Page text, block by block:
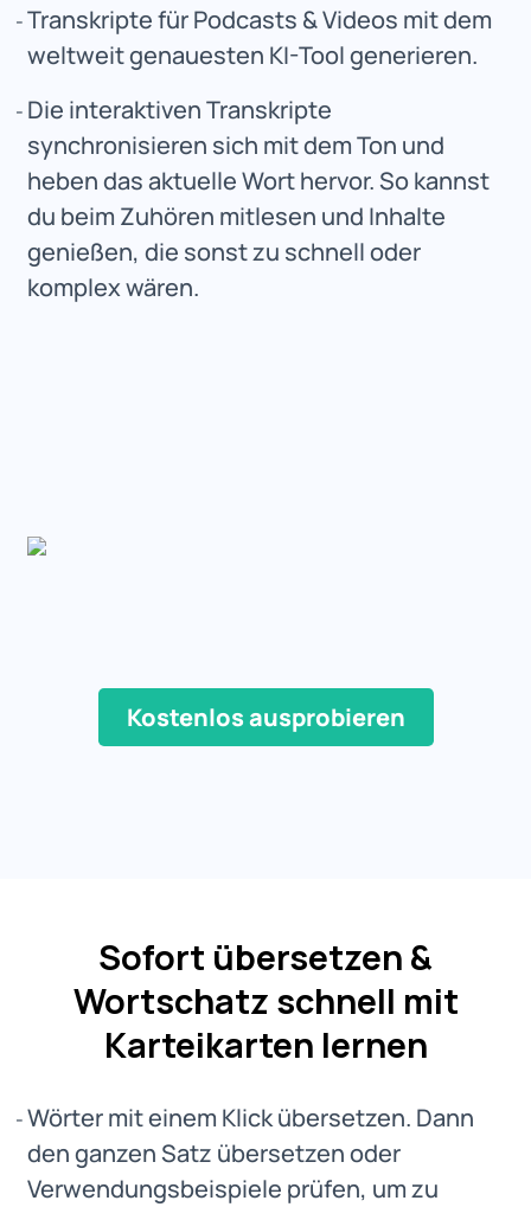
Kostenlos ausprobieren
Transkripte für Podcasts & Videos mit dem
weltweit genauesten KI-Tool generieren.
Die interaktiven Transkripte
synchronisieren sich mit dem Ton und
heben das aktuelle Wort hervor. So kannst
du beim Zuhören mitlesen und Inhalte
genießen, die sonst zu schnell oder
komplex wären.
Sofort übersetzen &
Wortschatz schnell mit
Karteikarten lernen
Wörter mit einem Klick übersetzen. Dann
den ganzen Satz übersetzen oder
Verwendungsbeispiele prüfen, um zu